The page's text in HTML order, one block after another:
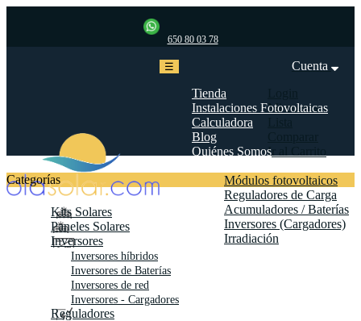
650 80 03 78
Cuenta
Mi cuenta
Ir al Carrito
Navegación
palanca
☰
Tienda
Instalaciones Fotovoltaicas
Calculadora
Blog
Quiénes Somos
Módulos fotovoltaicos
Reguladores de Carga
Acumuladores / Baterías
Inversores (Cargadores)
Irradiación
Categorías
Kits Solares
Paneles Solares
Inversores
Inversores híbridos
Inversores de Baterías
Inversores de red
Inversores - Cargadores
Reguladores